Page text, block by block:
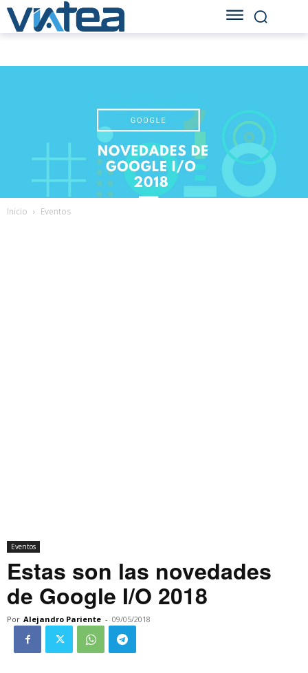
Inicio Eventos
Eventos
Estas son las novedades
de Google I/O 2018
Por Alejandro Pariente - 09/05/2018